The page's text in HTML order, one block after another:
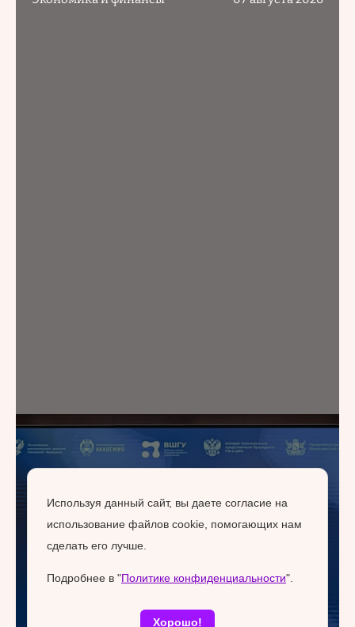
Используя данный сайт, вы даете согласие на
использование файлов cookie, помогающих нам
сделать его лучше.
Подробнее в "Политике конфиденциальности".
Хорошо!